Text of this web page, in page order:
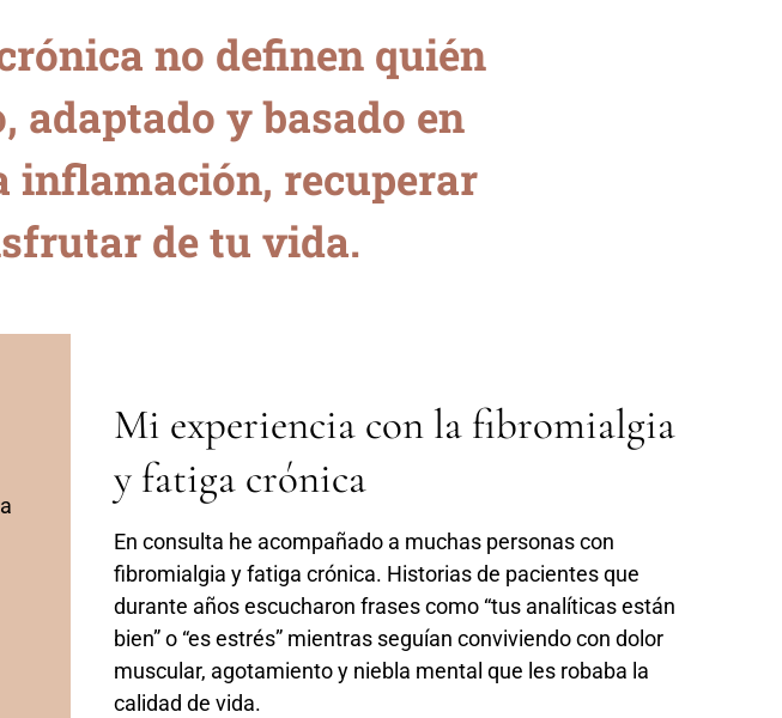
no definen quién
adaptado y basado en
inflamación, recuperar
de tu vida.
Mi experiencia con la fibromialgia
y fatiga crónica
En consulta he acompañado a muchas personas con
fibromialgia y fatiga crónica. Historias de pacientes que
durante años escucharon frases como “tus analíticas están
bien” o “es estrés” mientras seguían conviviendo con dolor
muscular, agotamiento y niebla mental que les robaba la
calidad de vida.